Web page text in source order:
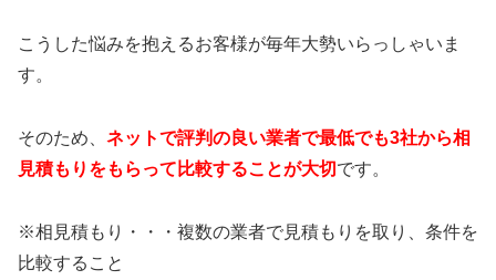
こうした悩みを抱えるお客様が毎年大勢いらっしゃいま
す。
そのため、 ネットで評判の良い業者で最低でも3社から相
見積もりをもらって比較することが大切です。
※相見積もり・・・複数の業者で見積もりを取り、条件を
比較すること